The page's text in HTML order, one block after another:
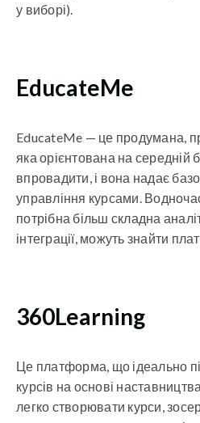
у виборі).
EducateMe
EducateMe — це продумана,
яка орієнтована на середній
впровадити, і вона надає
управління курсами.
потрібна більш складна
інтеграції, можуть знайти
360Learning
Це платформа, що ідеально
курсів на основі
легко створювати курси,